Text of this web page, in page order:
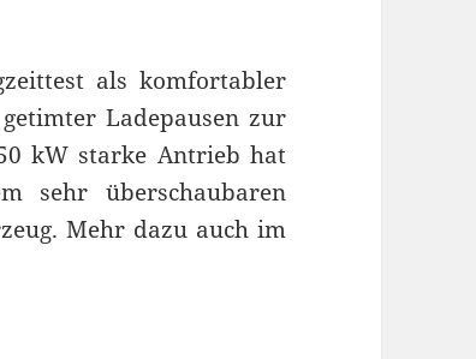
als komfortabler
Ladepausen zur
kW starke Antrieb hat
sehr überschaubaren
Mehr dazu auch im